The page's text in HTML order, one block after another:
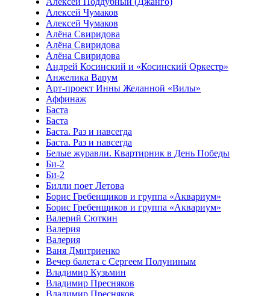
Алексей Чумаков
Алексей Чумаков
Алёна Свиридова
Алёна Свиридова
Алёна Свиридова
Андрей Косинский и «Косинский Оркестр»
Анжелика Варум
Арт-проект Инны Желанной «Вилы»
Аффинаж
Баста
Баста
Баста. Раз и навсегда
Баста. Раз и навсегда
Белые журавли. Квартирник в День Победы
Би-2
Би-2
Билли поет Летова
Борис Гребенщиков и группа «Аквариум»
Борис Гребенщиков и группа «Аквариум»
Валерий Сюткин
Валерия
Валерия
Ваня Дмитриенко
Вечер балета с Сергеем Полуниным
Владимир Кузьмин
Владимир Пресняков
Владимир Пресняков